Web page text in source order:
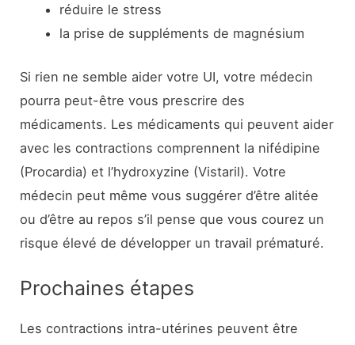
réduire le stress
la prise de suppléments de magnésium
Si rien ne semble aider votre UI, votre médecin
pourra peut-être vous prescrire des
médicaments. Les médicaments qui peuvent aider
avec les contractions comprennent la nifédipine
(Procardia) et l’hydroxyzine (Vistaril). Votre
médecin peut même vous suggérer d’être alitée
ou d’être au repos s’il pense que vous courez un
risque élevé de développer un travail prématuré.
Prochaines étapes
Les contractions intra-utérines peuvent être